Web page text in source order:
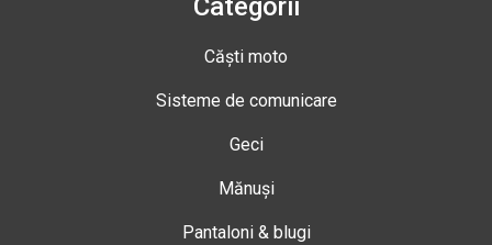
Categorii
Căști moto
Sisteme de comunicare
Geci
Mănuși
Pantaloni & blugi